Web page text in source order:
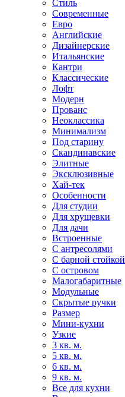
Стиль
Современные
Евро
Английские
Дизайнерские
Итальянские
Кантри
Классические
Лофт
Модерн
Прованс
Неоклассика
Минимализм
Под старину
Скандинавские
Элитные
Эксклюзивные
Хай-тек
Особенности
Для студии
Для хрущевки
Для дачи
Встроенные
С антресолями
С барной стойкой
С островом
Малогабаритные
Модульные
Скрытые ручки
Размер
Мини-кухни
Узкие
3 кв. м.
5 кв. м.
6 кв. м.
9 кв. м.
Все для кухни